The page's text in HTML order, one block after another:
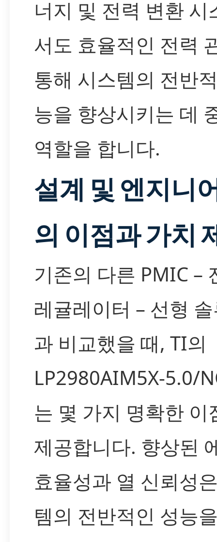
너지 및 전력 변환 시
서도 효율적인 전력
통해 시스템의 전반
능을 향상시키는 데
역할을 합니다.
설계 및 엔지니
의 이점과 가치
기존의 다른 PMIC –
레귤레이터 – 선형
과 비교했을 때, TI의
LP2980AIM5X-5.0/
는 몇 가지 명확한 이
제공합니다. 향상된
효율성과 열 신뢰성
템의 전반적인 성능